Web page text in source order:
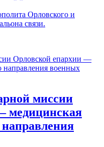
Орловского и
связи.
миссии
медицинская